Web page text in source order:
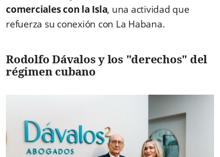
comerciales con la Isla, una actividad que
refuerza su conexión con La Habana.
Rodolfo Dávalos y los "derechos" del
régimen cubano